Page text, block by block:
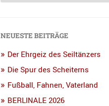
NEUESTE BEITRÄGE
Der Ehrgeiz des Seiltänzers
Die Spur des Scheiterns
Fußball, Fahnen, Vaterland
BERLINALE 2026